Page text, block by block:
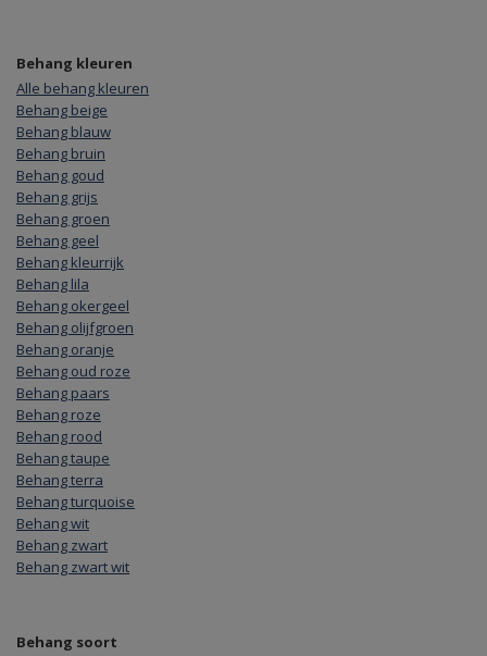
Behang kleuren
Alle behang kleuren
Behang beige
Behang blauw
Behang bruin
Behang goud
Behang grijs
Behang groen
Behang geel
Behang kleurrijk
Behang lila
Behang okergeel
Behang olijfgroen
Behang oranje
Behang oud roze
Behang paars
Behang roze
Behang rood
Behang taupe
Behang terra
Behang turquoise
Behang wit
Behang zwart
Behang zwart wit
Behang soort